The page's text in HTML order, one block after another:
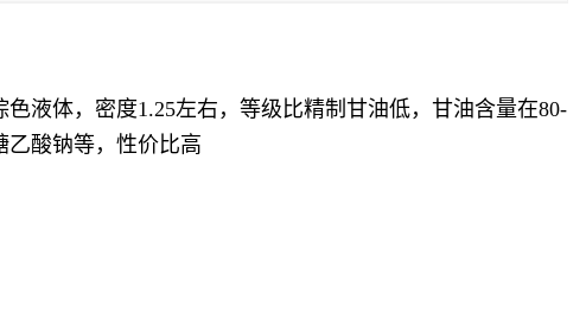
液体，密度1.25左右，等级比精制甘油低，甘油含量在80-
乙酸钠等，性价比高